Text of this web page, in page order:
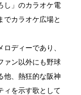
し」のカラオケ電
でカラオケ広場と
ディーであり、
ァン以外にも野球
他、熱狂的な阪神
ィを示す歌として